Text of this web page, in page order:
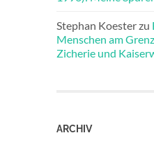
Stephan Koesterzu
Menschen am
Zicherie und
ARCHIV